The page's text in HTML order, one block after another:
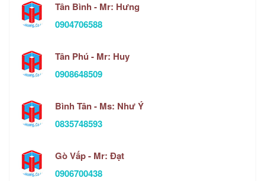
Tân Bình - Mr: Hưng
0904706588
Tân Phú - Mr: Huy
0908648509
Bình Tân - Ms: Như Ý
0835748593
Gò Vấp - Mr: Đạt
0906700438